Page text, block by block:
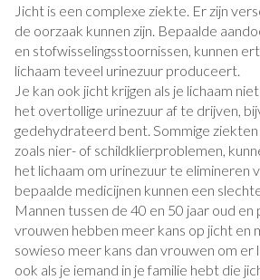
Jicht is een complexe ziekte. Er zijn
de oorzaak kunnen zijn. Bepaalde
en stofwisselingsstoornissen, kunnen
lichaam teveel urinezuur produceert.
Je kan ook jicht krijgen als je lichaam
het overtollige urinezuur af te drijven,
gedehydrateerd bent. Sommige ziekten
zoals nier- of schildklierproblemen,
het lichaam om urinezuur te elimineren
bepaalde medicijnen kunnen een
Mannen tussen de 40 en 50 jaar oud
vrouwen hebben meer kans op jicht en
sowieso meer kans dan vrouwen om er
ook als je iemand in je familie hebt die